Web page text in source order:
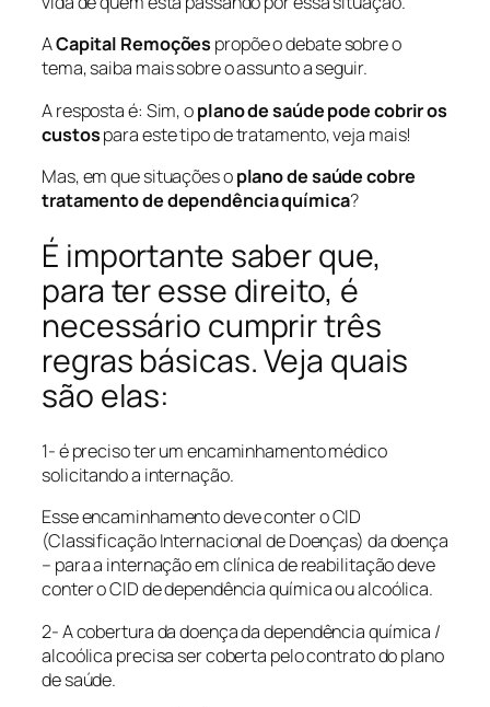
ACapital Remoções propõe o debate sobre o
tema, saiba mais sobre o assunto a seguir.
A resposta é: Sim, oplano de saúde pode cobrir os
custospara este tipo de tratamento, veja mais!
Mas, em que situações oplano de saúde cobre
tratamento de dependência química?
É importante saber que,
para ter esse direito, é
necessário cumprir três
regras básicas. Veja quais
são elas:
1- é preciso ter um encaminhamento médico
solicitando a internação.
Esse encaminhamento deve conter o CID
(Classificação Internacional de Doenças) da doença
– para a internação em clínica de reabilitação deve
conter o CID de dependência química ou alcoólica.
2- A cobertura da doença da dependência química /
alcoólica precisa ser coberta pelo contrato do plano
de saúde.